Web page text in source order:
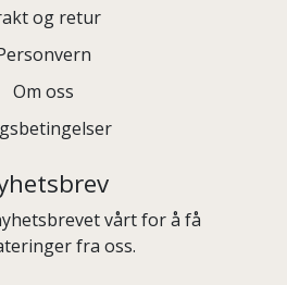
og retur
Om oss
vårt for å få
fra oss.